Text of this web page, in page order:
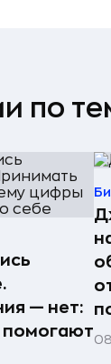
по
— нет:
помогают